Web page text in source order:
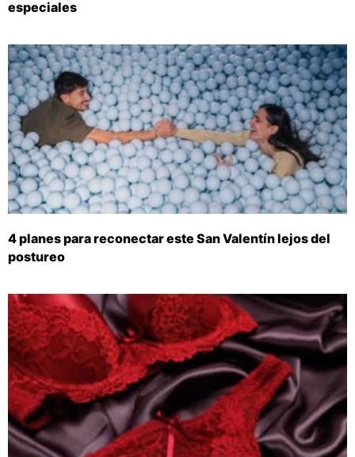
especiales
4 planes para reconectar este San Valentín lejos del
postureo